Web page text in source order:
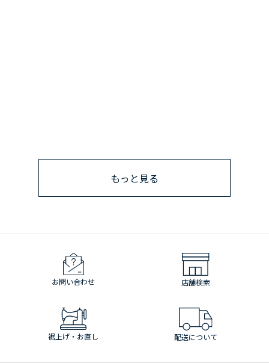
もっと見る
お問い合わせ 店舗検索
裾上げ・お直し 配送について